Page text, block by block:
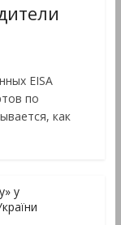
EISA
по
как
у